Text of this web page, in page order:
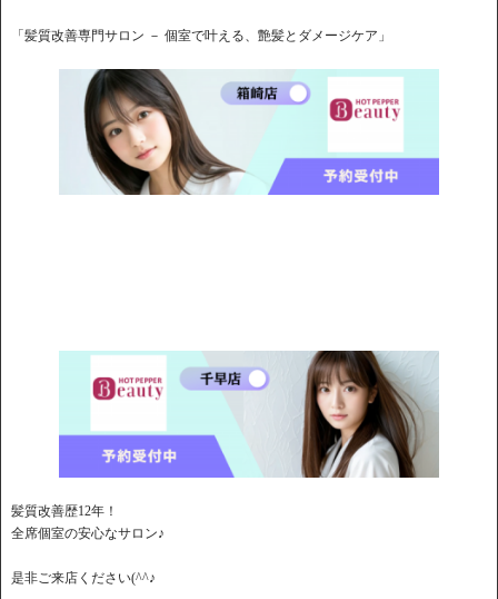
「髪質改善専門サロン － 個室で叶える、艶髪とダメージケア」
髪質改善歴12年！
全席個室の安心なサロン♪
是非ご来店ください(^^♪